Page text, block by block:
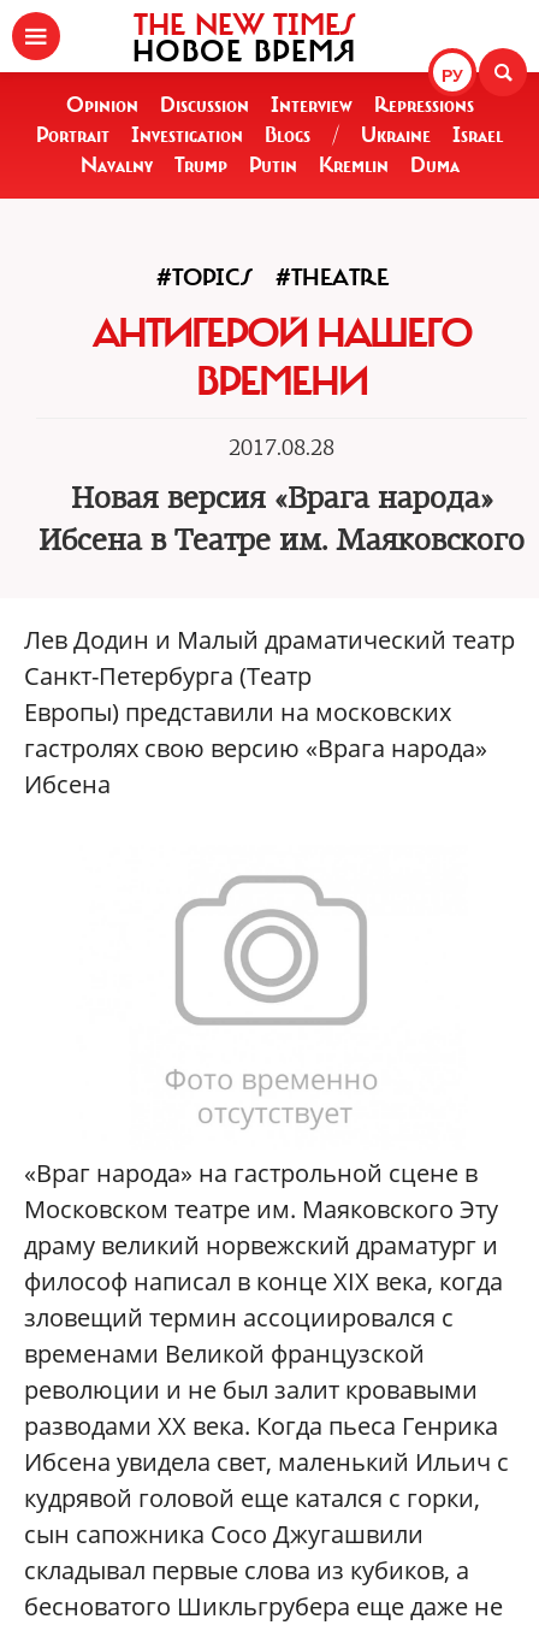
РУ
THE NEW TIMES
НОВОЕ ВРЕМЯ
Opinion Discussion Interview
Repressions
Portrait
Investigation Blogs / Ukraine
Israel
Navalny
Trump Putin Kremlin Duma
#TOPICS #THEATRE
АНТИГЕРОЙ НАШЕГО
ВРЕМЕНИ
2017.08.28
Новая версия «Врага народа»
Ибсена в Театре им. Маяковского
Лев Додин и Малый драматический театр
Санкт-Петербурга (Театр
Европы) представили на московских
гастролях свою версию «Врага народа»
Ибсена
«Враг народа» на гастрольной сцене в
Московском театре им. Маяковского Эту
драму великий норвежский драматург и
философ написал в конце XIX века, когда
зловещий термин ассоциировался с
временами Великой французской
революции и не был залит кровавыми
разводами XX века. Когда пьеса Генрика
Ибсена увидела свет, маленький Ильич с
кудрявой головой еще катался с горки,
сын сапожника Сосо Джугашвили
складывал первые слова из кубиков, а
бесноватого Шикльгрубера еще даже не